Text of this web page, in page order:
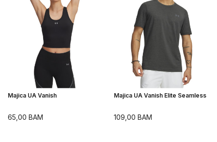
Majica UA Vanish
65,00 BAM
Majica UA Vanish Elite Seamless
109,00 BAM